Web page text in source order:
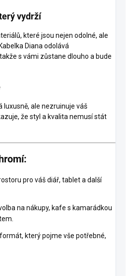
vydrží
které jsou nejen odolné, ale
Diana odolává
s vámi zůstane dlouho a bude
luxusně, ale nezruinuje váš
že styl a kvalita nemusí stát
pro váš diář, tablet a další
na nákupy, kafe s kamarádkou
který pojme vše potřebné,